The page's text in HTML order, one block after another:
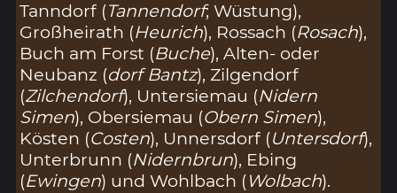
Tanndorf (Tannendorf; Wüstung),
Großheirath (Heurich), Rossach (Rosach),
Buch am Forst (Buche), Alten- oder
Neubanz (dorf Bantz), Zilgendorf
(Zilchendorf), Untersiemau (Nidern
Simen), Obersiemau (Obern Simen),
Kösten (Costen), Unnersdorf (Untersdorf),
Unterbrunn (Nidernbrun), Ebing
(Ewingen) und Wohlbach (Wolbach).